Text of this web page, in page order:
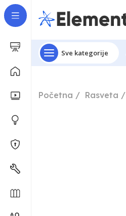
Sve kategorije
Početna Rasveta